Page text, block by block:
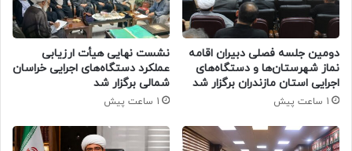
دومین جلسه فصلی دبیران اقامه
نماز شهرستان‌ها و دستگاه‌های
اجرایی استان مازندران برگزار شد
1 ساعت پیش
نشست نهایی هیأت ارزیابی
عملکرد دستگاه‌های اجرایی خراسان
شمالی برگزار شد
1 ساعت پیش